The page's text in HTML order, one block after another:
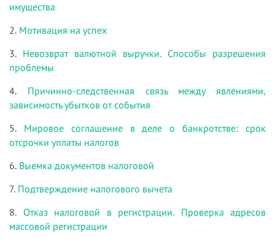
имущества
2. Мотивация на успех
3. Невозврат валютной выручки. Способы разрешения
проблемы
4. Причинно-следственная связь между явлениями,
зависимость убытков от события
5. Мировое соглашение в деле о банкротстве: срок
отсрочки уплаты налогов
6. Выемка документов налоговой
7. Подтверждение налогового вычета
8. Отказ налоговой в регистрации. Проверка адресов
массовой регистрации